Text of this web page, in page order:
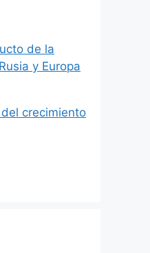
de la
y Europa
crecimiento